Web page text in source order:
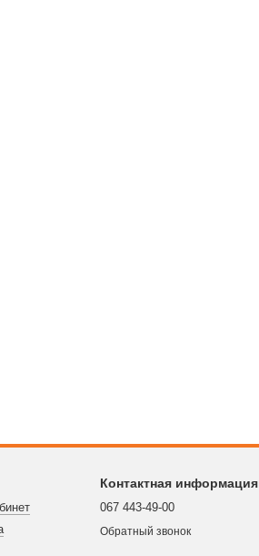
Контактная информация
067 443-49-00
Обратный звонок